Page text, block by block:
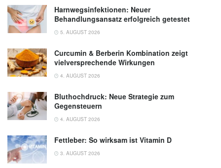
Harnwegsinfektionen: Neuer
Behandlungsansatz erfolgreich getestet
5. AUGUST 2026
Curcumin & Berberin Kombination zeigt
vielversprechende Wirkungen
4. AUGUST 2026
Bluthochdruck: Neue Strategie zum
Gegensteuern
4. AUGUST 2026
Fettleber: So wirksam ist Vitamin D
3. AUGUST 2026